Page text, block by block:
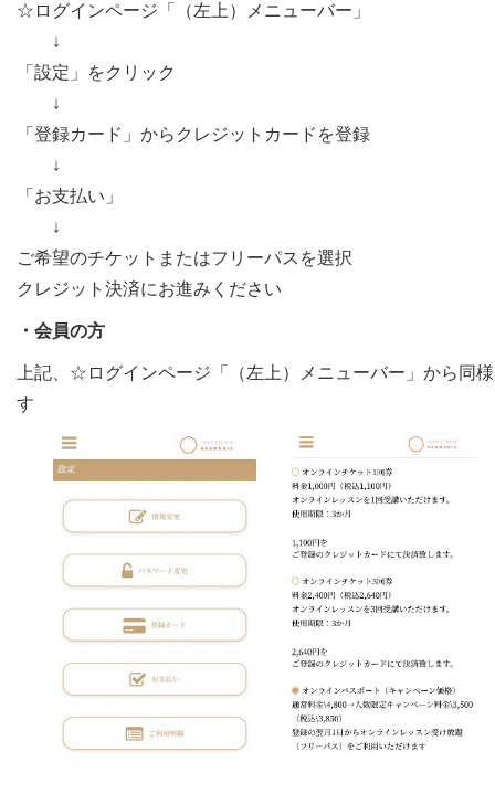
☆ログインページ「（左上）メニューバー」
↓
「設定」をクリック
↓
「登録カード」からクレジットカードを登録
↓
「お支払い」
↓
ご希望のチケットまたはフリーパスを選択
クレジット決済にお進みください
・会員の方
上記、☆ログインページ「（左上）メニューバー」から同
す